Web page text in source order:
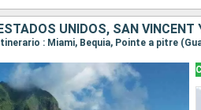
Itinerario : Miami, Bequia, Pointe a pitre